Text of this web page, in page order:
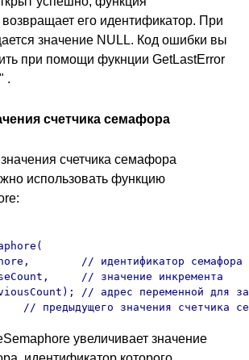
его идентификатор. При
значение NULL. Код ошибки вы
при помощи фукнции GetLastError
.
счетчика семафора
счетчика семафора
использовать функцию
// идентификатор семафора
// значение инкремента
// адрес переменной для
увеличивает значение